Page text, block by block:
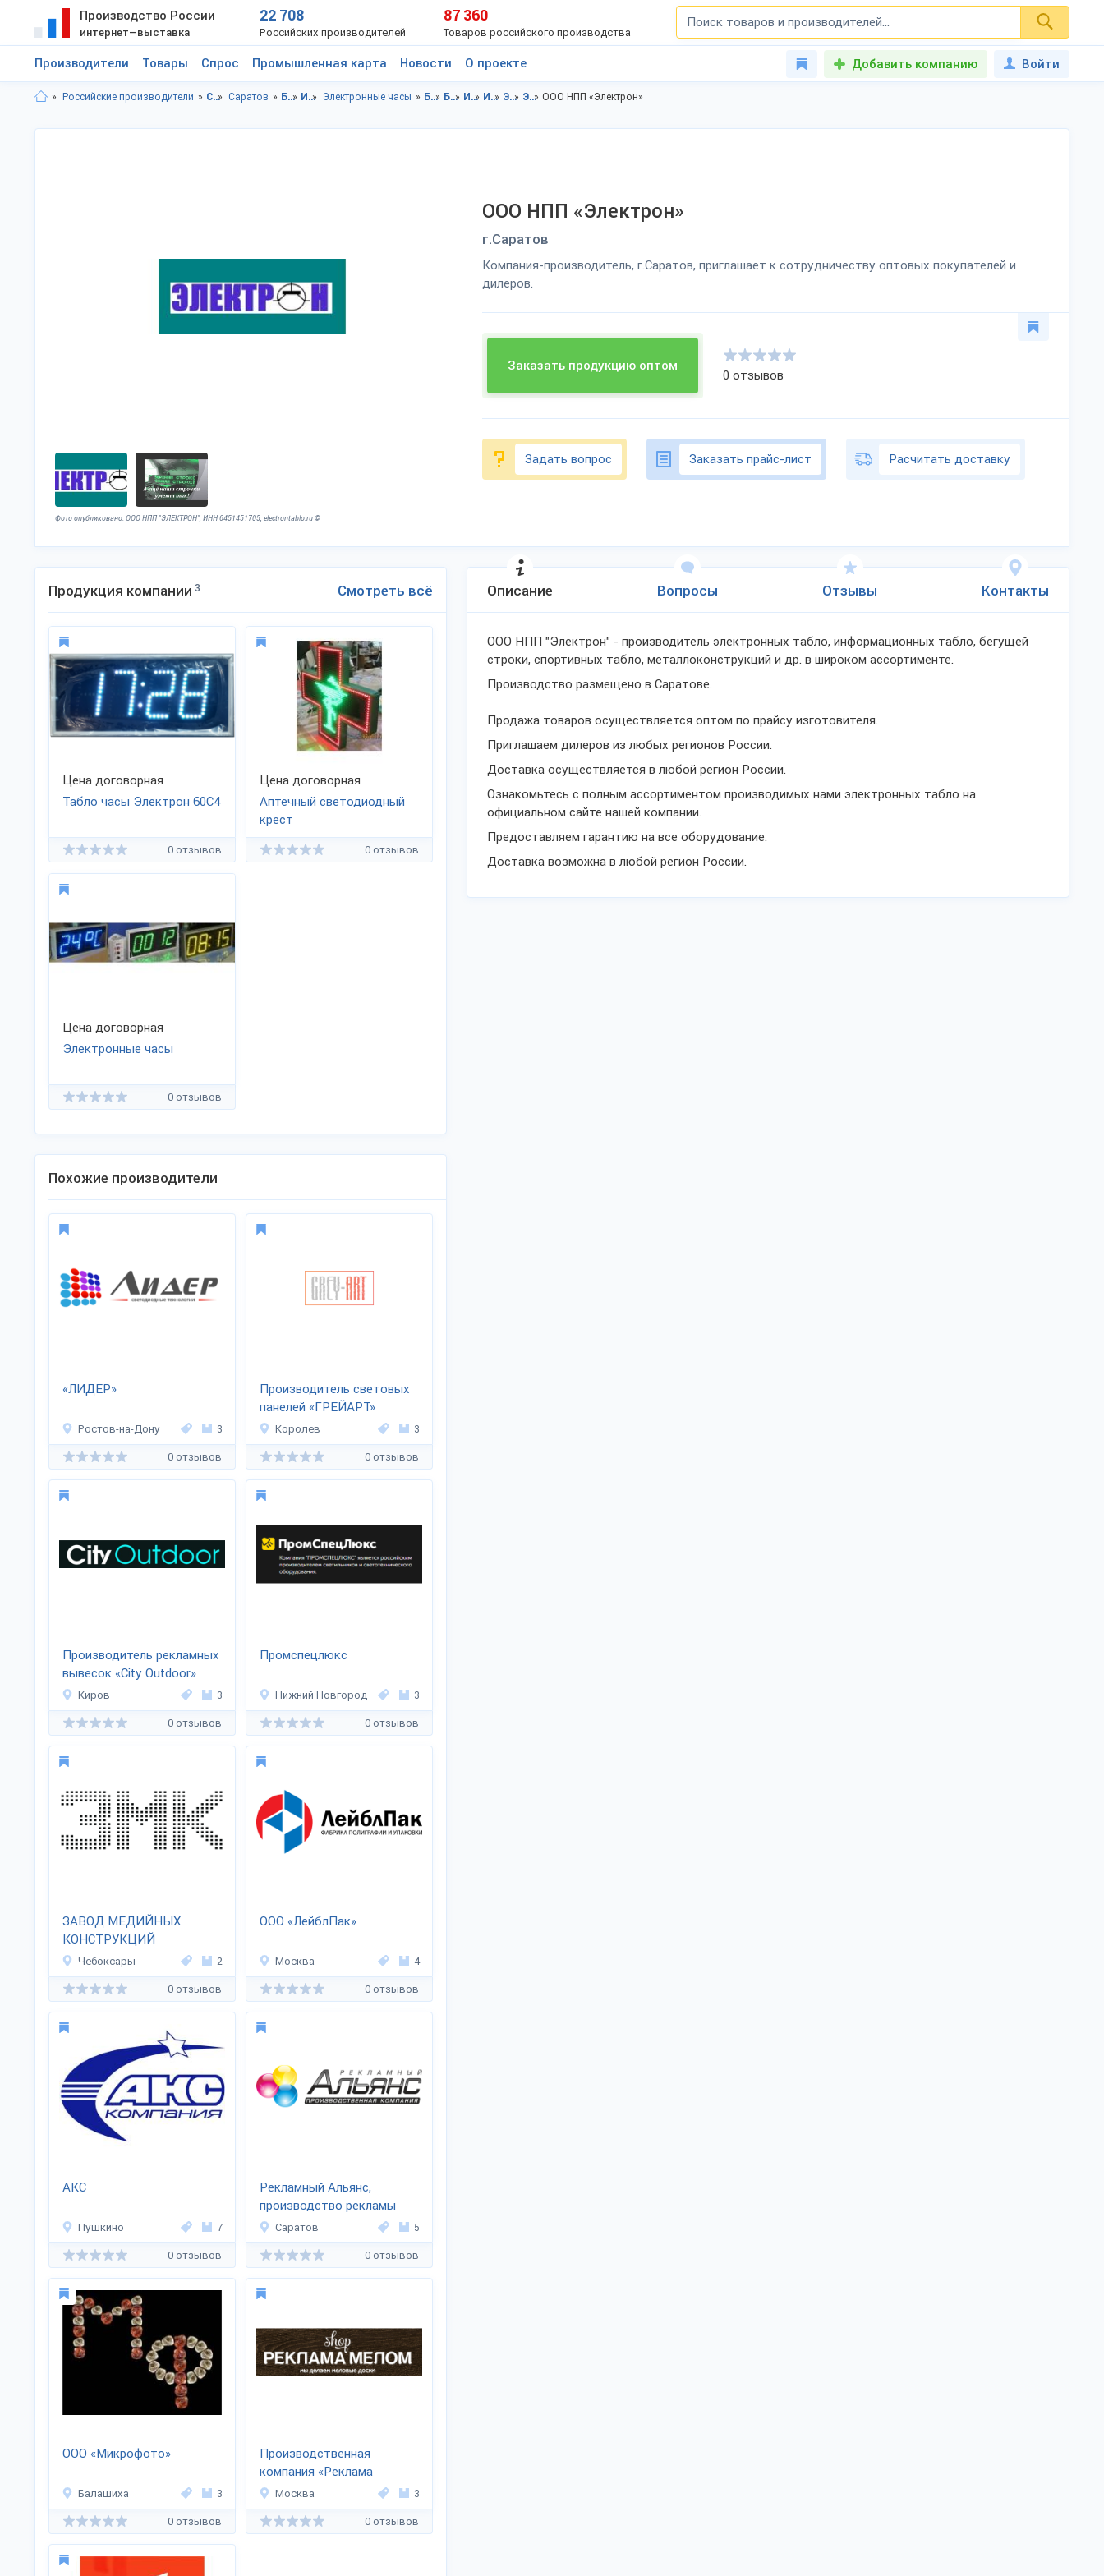
Производство России
интернет—выставка
22 708
Российских производителей
87 360
Товаров российского производства
Производители Товары Спрос Промышленная карта Новости О проекте Добавить компанию Войти
Российские производители Саратовская область Саратов Бытовая техника, электроника Измерительные приборы Электронные часы Бытовая техника, электроника в Саратовская область Бытовая техника, электроника в г.Саратов Измерительные приборы в Саратовская область Измерительные приборы в г.Саратов Электронные часы в Саратовская область Электронные часы в г.Саратов ООО НПП «Электрон»
Фото опубликовано: ООО НПП "ЭЛЕКТРОН", ИНН 6451451705, electrontablo.ru ©
ООО НПП «Электрон»
г.Саратов
Компания-производитель, г.Саратов, приглашает к сотрудничеству оптовых покупателей и
дилеров.
Заказать продукцию оптом
0 отзывов
Задать вопрос Заказать прайс-лист Расчитать доставку
Описание Вопросы Отзывы Контакты
ООО НПП "Электрон" - производитель электронных табло, информационных табло, бегущей
строки, спортивных табло, металлоконструкций и др. в широком ассортименте.
Производство размещено в Саратове.
Продажа товаров осуществляется оптом по прайсу изготовителя.
Приглашаем дилеров из любых регионов России.
Доставка осуществляется в любой регион России.
Ознакомьтесь с полным ассортиментом производимых нами электронных табло на
официальном сайте нашей компании.
Предоставляем гарантию на все оборудование.
Доставка возможна в любой регион России.
Продукция компании 3 Смотреть всё
Цена договорная
Табло часы Электрон 60C4
0 отзывов
Цена договорная
Аптечный светодиодный
крест
0 отзывов
Цена договорная
Электронные часы
0 отзывов
Похожие производители
«ЛИДЕР»
Ростов-на-Дону 3
0 отзывов
Производитель световых
панелей «ГРЕЙАРТ»
Королев 3
0 отзывов
Производитель рекламных
вывесок «City Outdoor»
Киров 3
0 отзывов
Промспецлюкс
Нижний Новгород 3
0 отзывов
ЗАВОД МЕДИЙНЫХ
КОНСТРУКЦИЙ
Чебоксары 2
0 отзывов
ООО «ЛейблПак»
Москва 4
0 отзывов
АКС
Пушкино 7
0 отзывов
Рекламный Альянс,
производство рекламы
Саратов 5
0 отзывов
ООО «Микрофото»
Балашиха 3
0 отзывов
Производственная
компания «Реклама
Мелом»
Москва 3
0 отзывов